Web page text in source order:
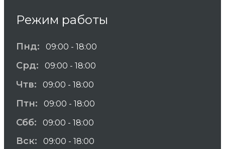
Режим работы
Пнд: 09:00 - 18:00
Срд: 09:00 - 18:00
Чтв: 09:00 - 18:00
Птн: 09:00 - 18:00
Сбб: 09:00 - 18:00
Вск: 09:00 - 18:00